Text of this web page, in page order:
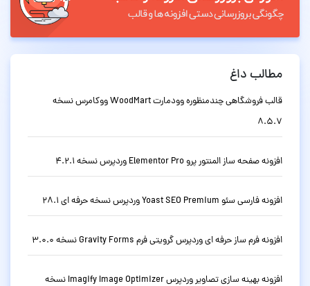
مطالب داغ
قالب فروشگاهی چندمنظوره وودمارت WoodMart ووکامرس نسخه
8.5.7
افزونه صفحه ساز المنتور پرو Elementor Pro وردپرس نسخه 4.2.1
افزونه فارسی سئو Yoast SEO Premium وردپرس نسخه حرفه ای 28.1
افزونه فرم ساز حرفه ای وردپرس گرویتی فرم Gravity Forms نسخه 3.0.0
افزونه بهینه سازی تصاویر وردپرس Imagify Image Optimizer نسخه